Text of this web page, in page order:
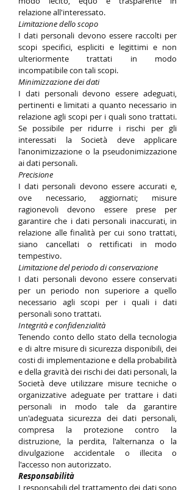
relazione all'interessato.
Limitazione dello scopo
I dati personali devono essere raccolti per
scopi specifici, espliciti e legittimi e non
ulteriormente trattati in modo
incompatibile con tali scopi.
Minimizzazione dei dati
I dati personali devono essere adeguati,
pertinenti e limitati a quanto necessario in
relazione agli scopi per i quali sono trattati.
Se possibile per ridurre i rischi per gli
interessati la Società deve applicare
l'anonimizzazione o la pseudonimizzazione
ai dati personali.
Precisione
I dati personali devono essere accurati e,
ove necessario, aggiornati; misure
ragionevoli devono essere prese per
garantire che i dati personali inaccurati, in
relazione alle finalità per cui sono trattati,
siano cancellati o rettificati in modo
tempestivo.
Limitazione del periodo di conservazione
I dati personali devono essere conservati
per un periodo non superiore a quello
necessario agli scopi per i quali i dati
personali sono trattati.
Integrità e confidenzialità
Tenendo conto dello stato della tecnologia
e di altre misure di sicurezza disponibili, dei
costi di implementazione e della probabilità
e della gravità dei rischi dei dati personali, la
Società deve utilizzare misure tecniche o
organizzative adeguate per trattare i dati
personali in modo tale da garantire
un'adeguata sicurezza dei dati personali,
compresa la protezione contro la
distruzione, la perdita, l'alternanza o la
divulgazione accidentale o illecita o
l'accesso non autorizzato.
Responsabilità
I responsabili del trattamento dei dati sono